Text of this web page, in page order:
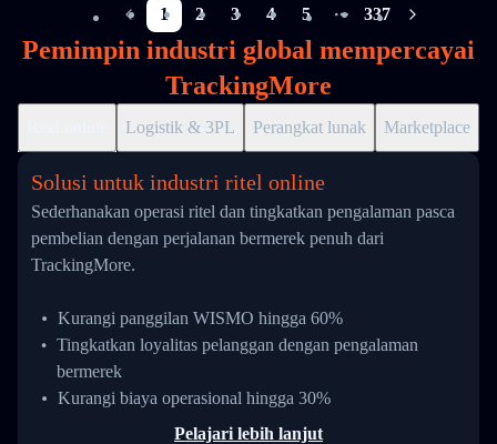
1 2 3 4 5
More pages
337
Pemimpin industri global mempercayai
TrackingMore
Logistik & 3PL Perangkat lunak Marketplace
Solusi untuk industri ritel online
Sederhanakan operasi ritel dan tingkatkan pengalaman pasca
pembelian dengan perjalanan bermerek penuh dari
TrackingMore.
Kurangi panggilan WISMO hingga 60%
Tingkatkan loyalitas pelanggan dengan pengalaman
bermerek
Kurangi biaya operasional hingga 30%
Pelajari lebih lanjut